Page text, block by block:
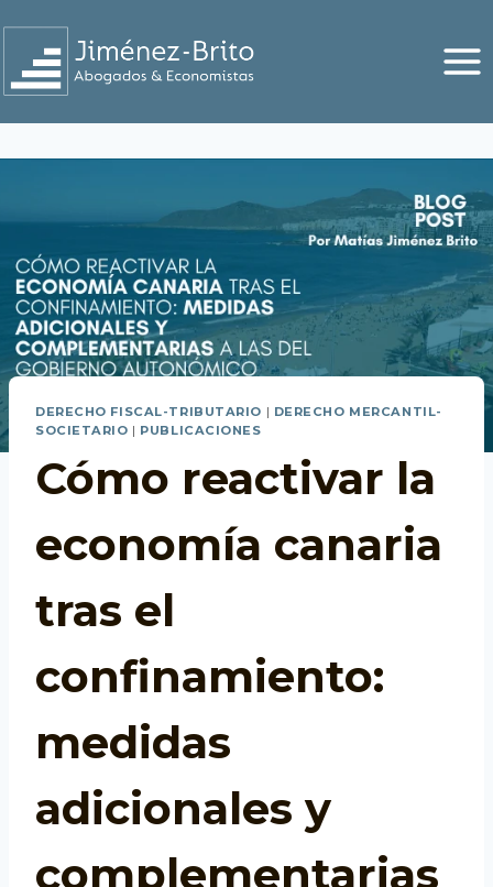
contenido
DERECHO FISCAL-TRIBUTARIO | DERECHO MERCANTIL-
SOCIETARIO | PUBLICACIONES
Cómo reactivar la
economía canaria
tras el
confinamiento:
medidas
adicionales y
complementarias